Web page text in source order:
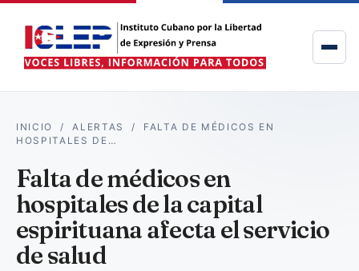
INICIO /ALERTAS / FALTA DE MÉDICOS EN
HOSPITALES DE…
Falta de médicos en
hospitales de la capital
espirituana afecta el servicio
de salud